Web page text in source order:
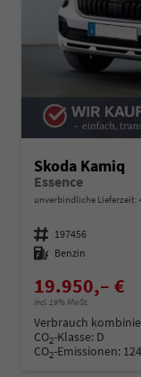
Skoda Kamiq
Essence
unverbindliche Lieferzeit:
Fahrzeugnummer 197456
Kraftstoff Benzin
19.950,– €
incl. 19% MwSt.
Verbrauch
CO2-Klasse: D
CO2-Emissionen: